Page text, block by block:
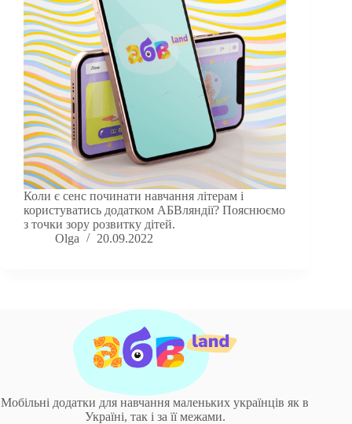
Коли є сенс починати навчання літерам і
користуватись додатком АБВляндії? Пояснюємо
з точки зору розвитку дітей.
Olga
20.09.2022
Мобільні додатки для навчання маленьких українців як в
Україні, так і за її межами.